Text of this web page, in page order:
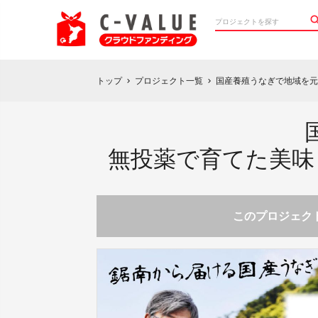
トップ chevron_right プロジェクト一覧 chevron_right 国産養殖うなぎで地域を
無投薬で育てた美
このプロジェク